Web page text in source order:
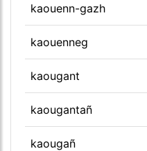
kaouenn-gazh
kaouenneg
kaougant
kaougantañ
kaougañ